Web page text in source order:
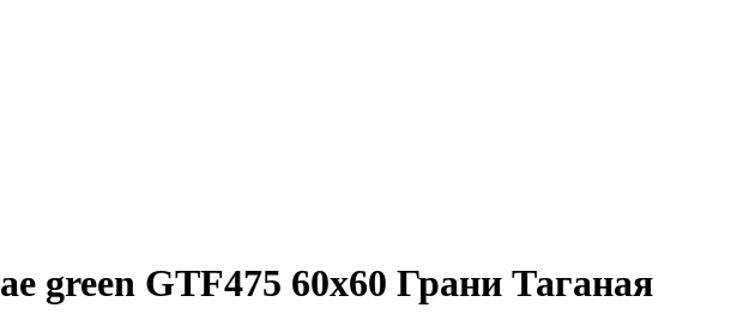
green GTF475 60х60 Грани Таганая